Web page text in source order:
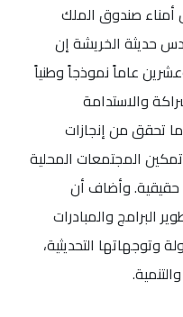
صندوق الملك
حديثة الخريشة إن
عاماً نموذجاً وطنياً
والاستدامة
تحقق من إنجازات
المجتمعات المحلية
حقيقية. وأضاف أن
البرامج والمبادرات
وتوجهاتها التحديثية،